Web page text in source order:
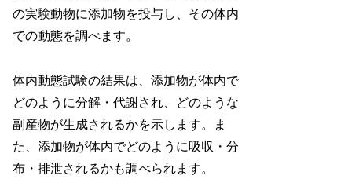
の実験動物に添加物を投与し、その体内
での動態を調べます。
体内動態試験の結果は、添加物が体内で
どのように分解・代謝され、どのような
副産物が生成されるかを示します。ま
た、添加物が体内でどのように吸収・分
布・排泄されるかも調べられます。